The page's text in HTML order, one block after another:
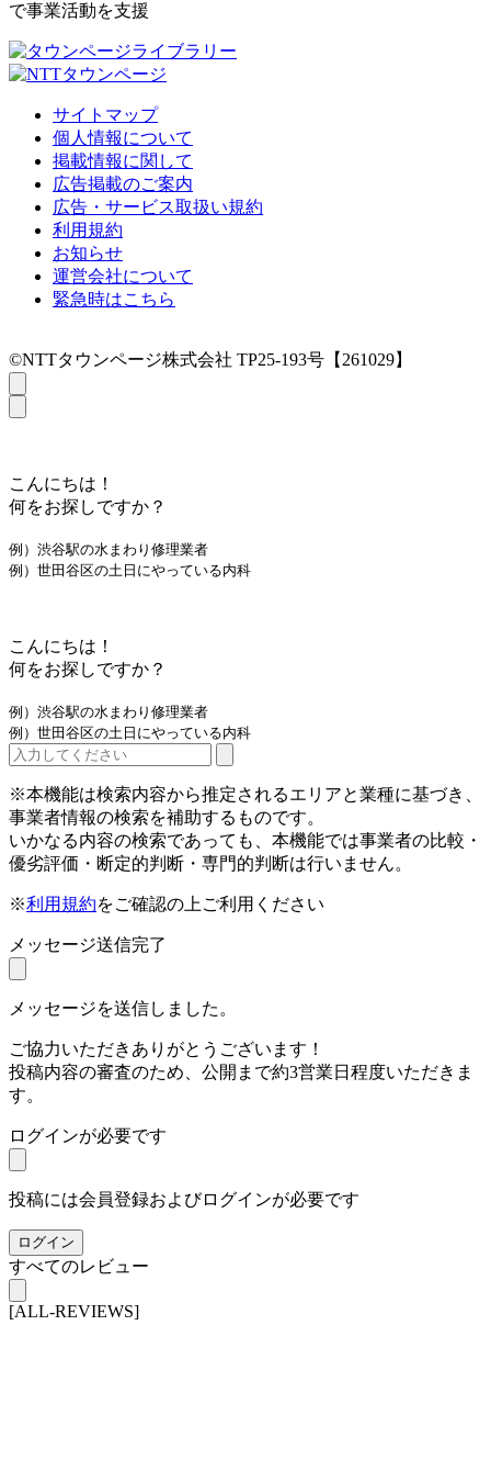
で事業活動を支援
サイトマップ
個人情報について
掲載情報に関して
広告掲載のご案内
広告・サービス取扱い規約
利用規約
お知らせ
運営会社について
緊急時はこちら
©NTTタウンページ株式会社 TP25-193号【261029】
こんにちは！
何をお探しですか？
例）渋谷駅の水まわり修理業者
例）世田谷区の土日にやっている内科
こんにちは！
何をお探しですか？
例）渋谷駅の水まわり修理業者
例）世田谷区の土日にやっている内科
※本機能は検索内容から推定されるエリアと業種に基づき、
事業者情報の検索を補助するものです。
いかなる内容の検索であっても、本機能では事業者の比較・
優劣評価・断定的判断・専門的判断は行いません。
※利用規約をご確認の上ご利用ください
メッセージ送信完了
メッセージを送信しました。
ご協力いただきありがとうございます！
投稿内容の審査のため、公開まで約3営業日程度いただきま
す。
ログインが必要です
投稿には会員登録およびログインが必要です
ログイン
すべてのレビュー
[ALL-REVIEWS]